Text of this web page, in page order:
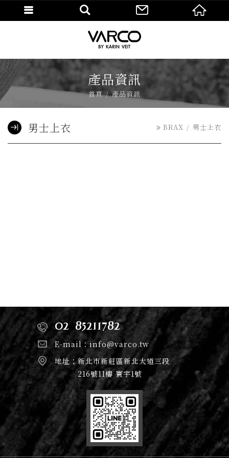
產品資訊
首頁 產品資訊
男士上衣 BRAX 男士上衣
02-85211782
E-mail：info@varco.tw
地址：新北市新莊區新北大道三段
216號11樓 寰宇1號